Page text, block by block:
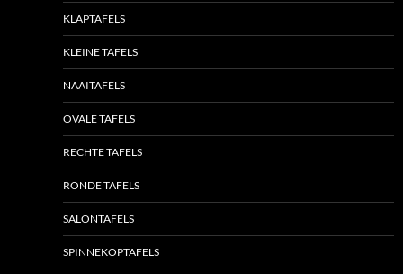
KLAPTAFELS
KLEINE TAFELS
NAAITAFELS
OVALE TAFELS
RECHTE TAFELS
RONDE TAFELS
SALONTAFELS
SPINNEKOPTAFELS